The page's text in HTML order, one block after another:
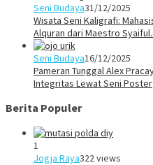
Seni Budaya31/12/2025
Wisata Seni Kaligrafi:
Alquran dari Maestro
Seni Budaya16/12/2025
Pameran Tunggal Alex
Integritas Lewat Seni Poster
Berita Populer
1
Jogja Raya322 views